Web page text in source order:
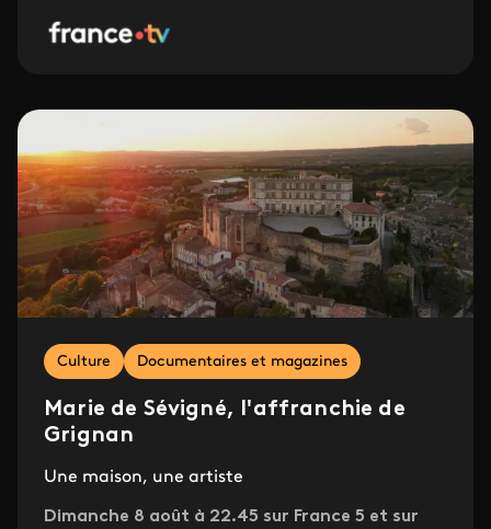
Culture Documentaires et magazines
Marie de Sévigné, l'affranchie de
Grignan
Une maison, une artiste
Dimanche 8 août à 22.45 sur France 5 et sur